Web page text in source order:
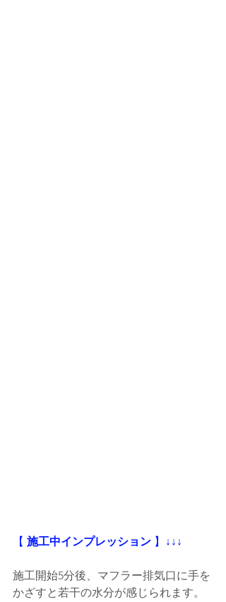
【 施工中インプレッション 】 ↓↓↓
施工開始5分後、マフラー排気口に手を
かざすと若干の水分が感じられます。